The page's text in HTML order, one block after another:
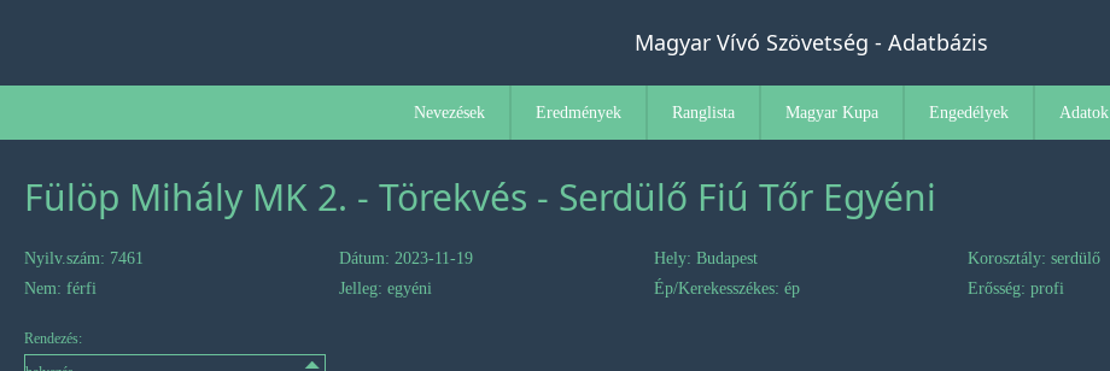
Magyar Vívó Szövetség - Adatbázis
Nevezések Eredmények Ranglista Magyar Kupa Engedélyek Adatok
Fülöp Mihály MK 2. - Törekvés - Serdülő Fiú Tőr Egyéni
Nyilv.szám: 7461 Dátum: 2023-11-19 Hely: Budapest Korosztály: serdülő
Nem: férfi
Jelleg: egyéni Ép/Kerekesszékes: ép Erősség: profi
Rendezés: